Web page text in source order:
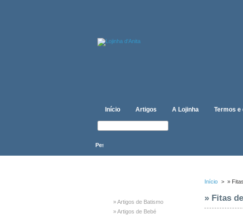
Início Artigos A Lojinha Termos e
» Artigos de Batismo
» Artigos de Bebé
Início > »
» Fitas